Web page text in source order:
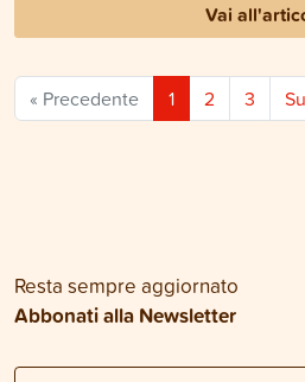
Vai
« Precedente 1 2 3
Resta sempre aggiornato
Abbonati alla Newsletter